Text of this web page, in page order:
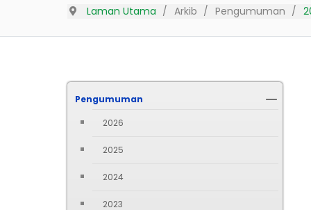
Laman Utama Arkib Pengumuman
Pengumuman
2026
2025
2024
2023